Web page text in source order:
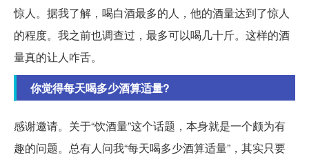
惊人。据我了解，喝白酒最多的人，他的酒量达到了惊人
的程度。我之前也调查过，最多可以喝几十斤。这样的酒
量真的让人咋舌。
你觉得每天喝多少酒算适量?
感谢邀请。关于“饮酒量”这个话题，本身就是一个颇为有
趣的问题。总有人问我“每天喝多少酒算适量”，其实只要